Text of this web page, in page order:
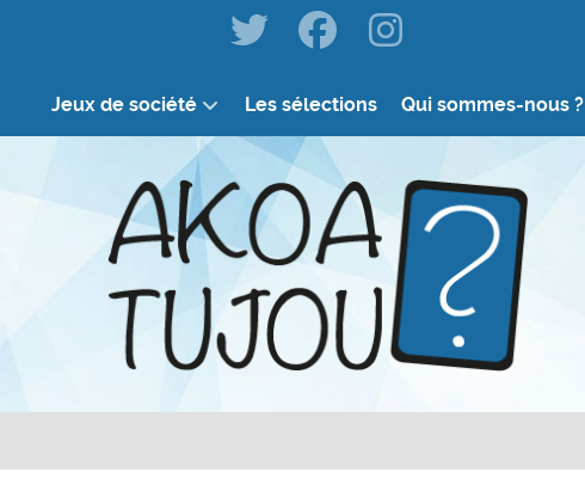
Jeux de société Les sélections Qui sommes-nous ?